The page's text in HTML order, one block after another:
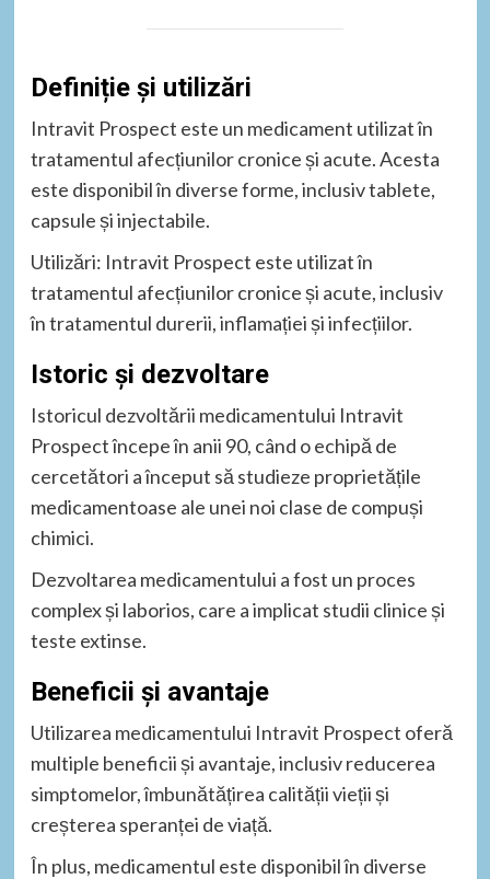
Definiție și utilizări
Intravit Prospect este un medicament utilizat în
tratamentul afecțiunilor cronice și acute. Acesta
este disponibil în diverse forme, inclusiv tablete,
capsule și injectabile.
Utilizări: Intravit Prospect este utilizat în
tratamentul afecțiunilor cronice și acute, inclusiv
în tratamentul durerii, inflamației și infecțiilor.
Istoric și dezvoltare
Istoricul dezvoltării medicamentului Intravit
Prospect începe în anii 90, când o echipă de
cercetători a început să studieze proprietățile
medicamentoase ale unei noi clase de compuși
chimici.
Dezvoltarea medicamentului a fost un proces
complex și laborios, care a implicat studii clinice și
teste extinse.
Beneficii și avantaje
Utilizarea medicamentului Intravit Prospect oferă
multiple beneficii și avantaje, inclusiv reducerea
simptomelor, îmbunătățirea calității vieții și
creșterea speranței de viață.
În plus, medicamentul este disponibil în diverse